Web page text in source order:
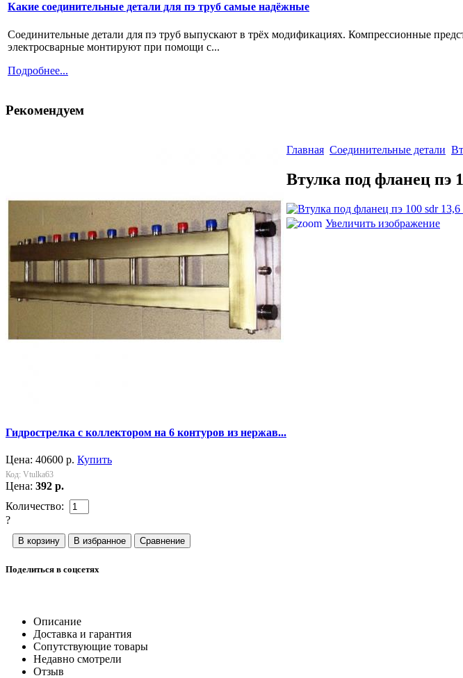
Какие соединительные детали для пэ труб самые надёжные
Соединительные детали для пэ труб выпускают в трёх модификациях. Компрессионные
электросварные монтируют при помощи с...
Подробнее...
Рекомендуем
Гидрострелка с коллектором на 6 контуров из нержав...
Цена: 40600 р. Купить
Главная Соединительные детали
Втулка под фланец пэ
Увеличить изображение
Код: Vtulka63
Цена: 392 р.
Количество:
?
Поделиться в соцсетях
Описание
Доставка и гарантия
Сопутствующие товары
Недавно смотрели
Отзыв